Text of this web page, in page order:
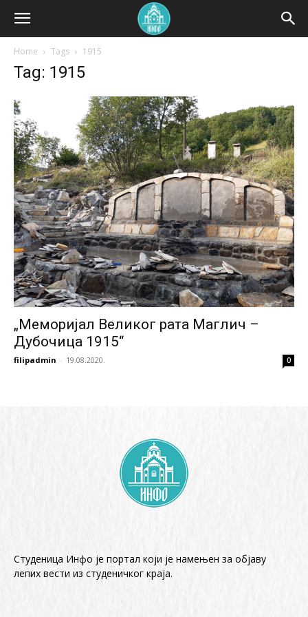
Home Tags 1915
Tag: 1915
„Меморијал Великог рата Маглич –
Дубочица 1915“
filipadmin - 19.08.2020. 0
Студеница Инфо је портал који је намењен за објaву
лепих вести из студеничког краја.